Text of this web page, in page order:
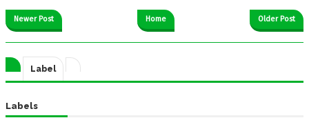
Newer Post Older Post
Home
Label
Labels